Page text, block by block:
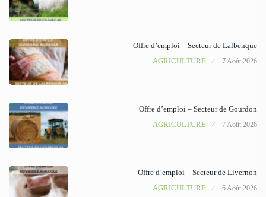
Offre d’emploi – Secteur de Lalbenque
AGRICULTURE
7 Août 2026
Offre d’emploi – Secteur de Gourdon
AGRICULTURE
7 Août 2026
Offre d’emploi – Secteur de Livernon
AGRICULTURE
6 Août 2026